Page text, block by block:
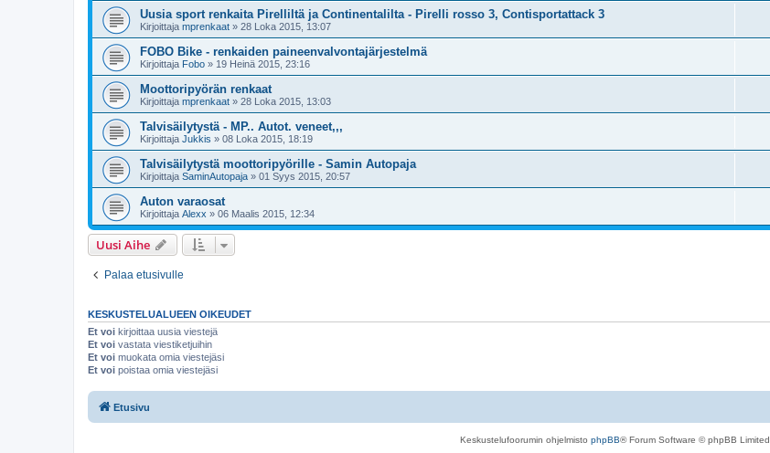
Uusia sport renkaita Pirelliltä ja Continentalilta - Pirelli rosso 3, Contisportattack 3
Kirjoittaja mprenkaat » 28 Loka 2015, 13:07
FOBO Bike - renkaiden paineenvalvontajärjestelmä
Kirjoittaja Fobo » 19 Heinä 2015, 23:16
Moottoripyörän renkaat
Kirjoittaja mprenkaat » 28 Loka 2015, 13:03
Talvisäilytystä - MP.. Autot. veneet,,,
Kirjoittaja Jukkis » 08 Loka 2015, 18:19
Talvisäilytystä moottoripyörille - Samin Autopaja
Kirjoittaja SaminAutopaja » 01 Syys 2015, 20:57
Auton varaosat
Kirjoittaja Alexx » 06 Maalis 2015, 12:34
Uusi Aihe
Palaa etusivulle
KESKUSTELUALUEEN OIKEUDET
Et voi kirjoittaa uusia viestejä
Et voi vastata viestiketjuihin
Et voi muokata omia viestejäsi
Et voi poistaa omia viestejäsi
Etusivu
Keskustelufoorumin ohjelmisto phpBB® Forum Software © phpBB Limited